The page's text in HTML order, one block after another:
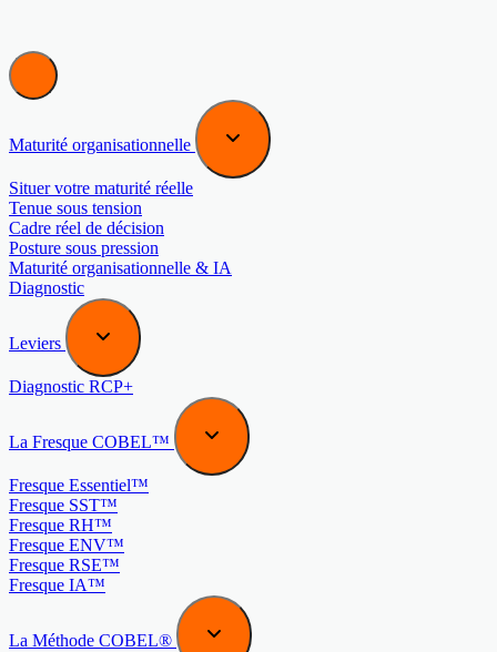
Maturité organisationnelle
Situer votre maturité réelle
Tenue sous tension
Cadre réel de décision
Posture sous pression
Maturité organisationnelle & IA
Diagnostic
Leviers
Diagnostic RCP+
La Fresque COBEL™
Fresque Essentiel™
Fresque SST™
Fresque RH™
Fresque ENV™
Fresque RSE™
Fresque IA™
La Méthode COBEL®